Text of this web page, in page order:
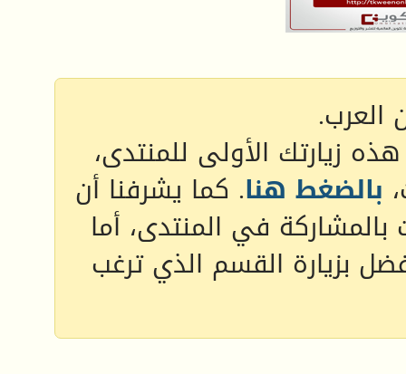
العرب.
زيارتك الأولى للمنتدى،
بالضغط هنا. كما يشرفنا أن
بالمشاركة في المنتدى، أما
بزيارة القسم الذي ترغب